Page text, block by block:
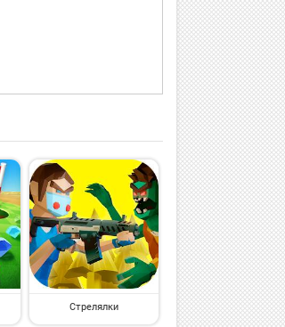
Стрелялки